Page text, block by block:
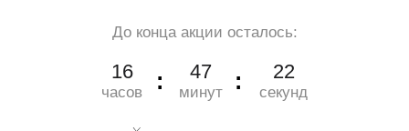
До конца акции осталось:
16
часов
47
минут
21
секунд